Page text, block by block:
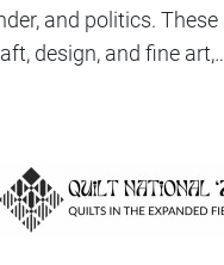
and politics.
design, and fine